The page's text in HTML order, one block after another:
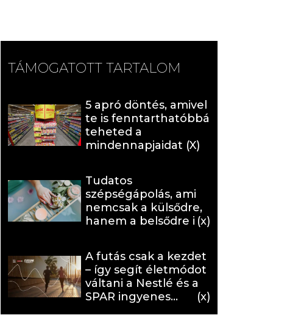
TÁMOGATOTT TARTALOM
5 apró döntés, amivel
te is fenntarthatóbbá
teheted a
mindennapjaidat (X)
Tudatos
szépségápolás, ami
nemcsak a külsődre,
hanem a belsődre is
A futás csak a kezdet
– így segít életmódot
váltani a Nestlé és a
SPAR ingyenes